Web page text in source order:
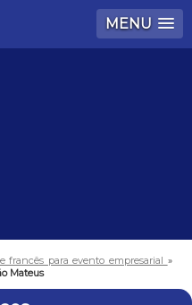
MENU
francês para evento empresarial »
Mateus